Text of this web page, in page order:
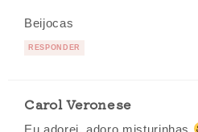
Beijocas
RESPONDER
Carol Veronese
Eu adorei, adoro misturinhas